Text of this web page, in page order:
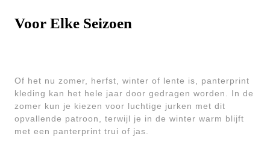
Voor Elke Seizoen
Of het nu zomer, herfst, winter of lente is, panterprint
kleding kan het hele jaar door gedragen worden. In de
zomer kun je kiezen voor luchtige jurken met dit
opvallende patroon, terwijl je in de winter warm blijft
met een panterprint trui of jas.